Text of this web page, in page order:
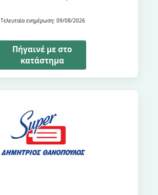
Τελευταία ενημέρωση: 09/08/2026
Πήγαινέ με στο
κατάστημα